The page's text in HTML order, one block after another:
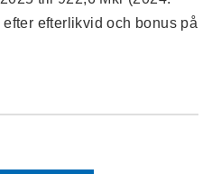
efterlikvid och bonus på